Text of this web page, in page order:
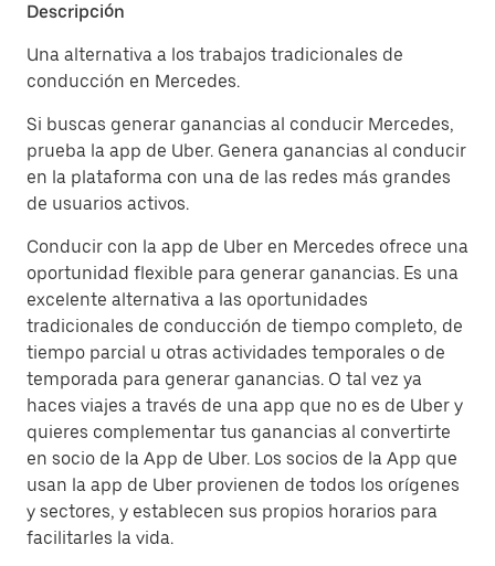
Descripción
Una alternativa a los trabajos tradicionales de
conducción en Mercedes.
Si buscas generar ganancias al conducir Mercedes,
prueba la app de Uber. Genera ganancias al conducir
en la plataforma con una de las redes más grandes
de usuarios activos.
Conducir con la app de Uber en Mercedes ofrece una
oportunidad flexible para generar ganancias. Es una
excelente alternativa a las oportunidades
tradicionales de conducción de tiempo completo, de
tiempo parcial u otras actividades temporales o de
temporada para generar ganancias. O tal vez ya
haces viajes a través de una app que no es de Uber y
quieres complementar tus ganancias al convertirte
en socio de la App de Uber. Los socios de la App que
usan la app de Uber provienen de todos los orígenes
y sectores, y establecen sus propios horarios para
facilitarles la vida.